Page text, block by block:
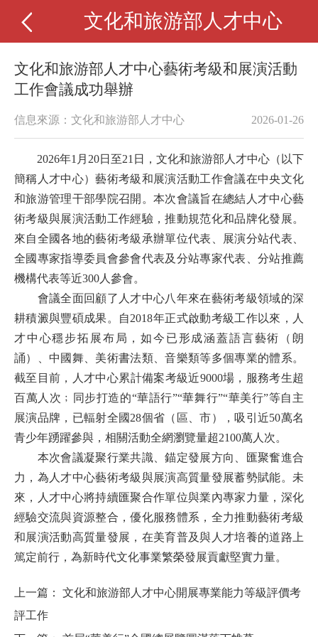
文化和旅游部人才中心
文化和旅游部人才中心藝術考級和展演活動
工作會議成功舉辦
信息來源：文化和旅游部人才中心 2026-01-26
2026年1月20日至21日，文化和旅游部人才中心（以下
簡稱人才中心）藝術考級和展演活動工作會議在中央文化
和旅游管理干部學院召開。本次會議旨在總結人才中心藝
術考級與展演活動工作經驗，推動規范化和品牌化發展。
來自全國各地的藝術考級承辦單位代表、展演分站代表、
全國專家指導委員會參會代表及分站專家代表、分站推薦
機構代表等近300人參會。
會議全面回顧了人才中心八年來在藝術考級領域的深
耕積澱與豐碩成果。自2018年正式啟動考級工作以來，人
才中心穩步拓展布局，如今已形成涵蓋語言藝術（朗
誦）、中國舞、美術書法類、音樂類等多個專業的體系。
截至目前，
人才中心累計備案考級近9000場，服務考生超
百萬人次﹔同步打造的“華語行”“華舞行”“華美行”等自主
展演品牌，已輻射全國28個省（區、市），吸引近50萬名
青少年踴躍參與，相關活動全網瀏覽量超2100萬人次。
本次會議凝聚行業共識、錨定發展方向、匯聚奮進合
力，為人才中心藝術考級與展演高質量發展蓄勢賦能。未
來，人才中心將持續匯聚合作單位與業內專家力量，深化
經驗交流與資源整合，優化服務體系，全力推動藝術考級
和展演活動高質量發展，在美育普及與人才培養的道路上
篤定前行，為新時代文化事業繁榮發展貢獻堅實力量。
上一篇： 文化和旅游部人才中心開展專業能力等級評價考
評工作